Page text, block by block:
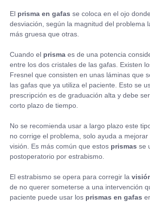
El prisma en gafas se coloca en el ojo
desviación, según la magnitud del problema
más gruesa que otras.
Cuando el prisma es de una potencia
entre los dos cristales de las gafas. Existen
Fresnel que consisten en unas láminas que
las gafas que ya utiliza el paciente. Esto se
prescripción es de graduación alta y debe
corto plazo de tiempo.
No se recomienda usar a largo plazo este
no corrige el problema, solo ayuda a
visión. Es más común que estos prismas se
postoperatorio por estrabismo.
El estrabismo se opera para corregir la
de no querer someterse a una intervención
paciente puede usar los prismas en gafas